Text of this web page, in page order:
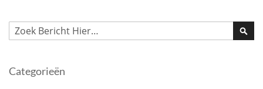
Zoek
Categorieën